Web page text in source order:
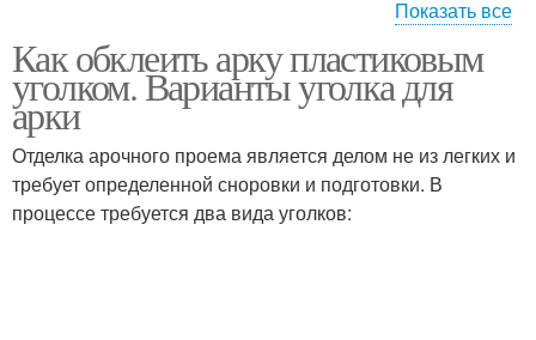
Декоративные уголки Силиконовый уголок
Показать все
Как обклеить арку пластиковым
уголком. Варианты уголка для
арки
Отделка арочного проема является делом не из легких и
требует определенной сноровки и подготовки. В
процессе требуется два вида уголков: